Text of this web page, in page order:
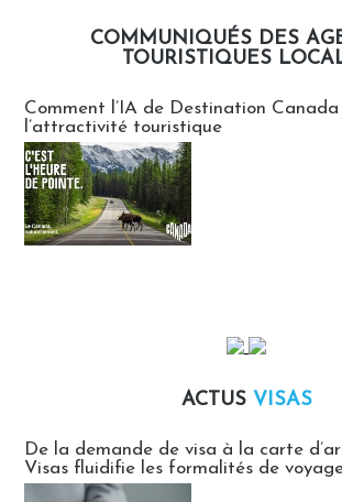
COMMUNIQUÉS DES
TOURISTIQUES
Comment l’IA de Destination
l’attractivité touristique
ACTUS VISAS
De la demande de visa à la carte
Visas fluidifie les formalités de